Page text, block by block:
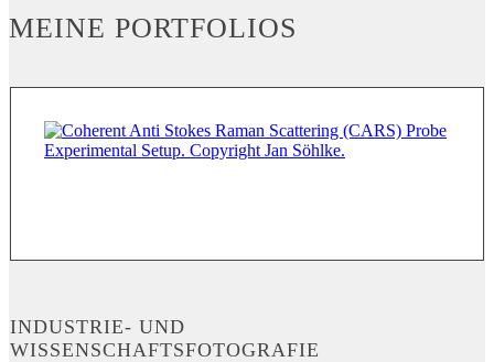
MEINE PORTFOLIOS
INDUSTRIE- UND
WISSENSCHAFTSFOTOGRAFIE